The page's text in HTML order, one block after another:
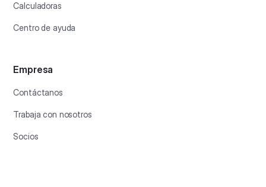
Calculadoras
Centro de ayuda
Empresa
Contáctanos
Trabaja con nosotros
Socios